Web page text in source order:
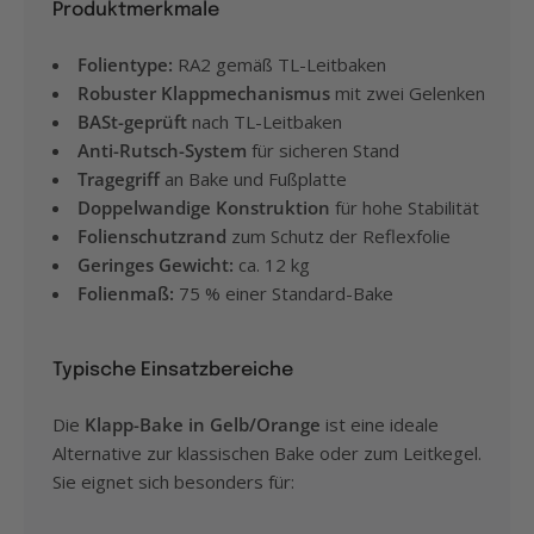
Produktmerkmale
Folientype: RA2 gemäß TL-Leitbaken
Robuster Klappmechanismus mit zwei Gelenken
BASt-geprüft nach TL-Leitbaken
Anti-Rutsch-System für sicheren Stand
Tragegriffan Bake und Fußplatte
Doppelwandige Konstruktion für hohe Stabilität
Folienschutzrand zum Schutz der Reflexfolie
Geringes Gewicht: ca. 12 kg
Folienmaß: 75 % einer Standard-Bake
Typische Einsatzbereiche
Die Klapp-Bake in Gelb/Orange ist eine ideale
Alternative zur klassischen Bake oder zum Leitkegel.
Sie eignet sich besonders für: